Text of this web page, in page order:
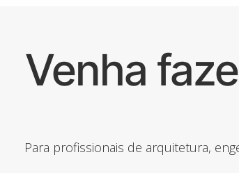
Venha
Para profissionais de arquitetura,